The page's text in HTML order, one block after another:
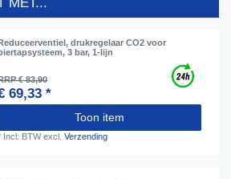
drukregelaar CO2 voor
3 bar, 1-lijn
€ 83,90
69,33 *
Toon item
Incl. BTWexcl.Verzending